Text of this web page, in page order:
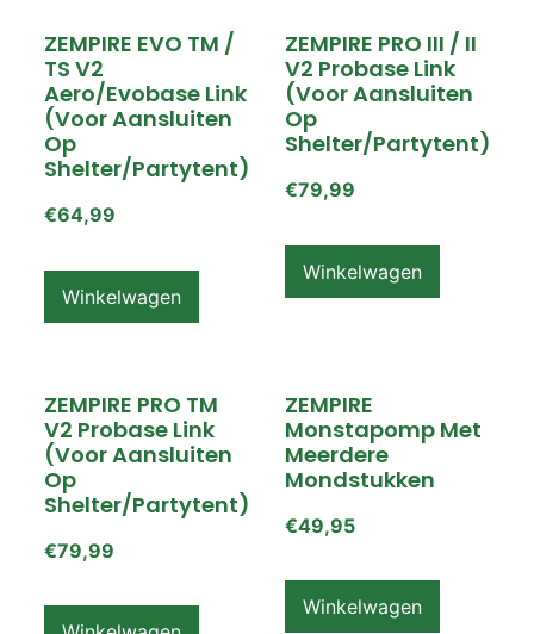
ZEMPIRE EVO TM /
TS V2
Aero/Evobase Link
(voor Aansluiten
Op
Shelter/partytent)
€64,99
Winkelwagen
ZEMPIRE PRO III / II
V2 Probase Link
(voor Aansluiten
Op
Shelter/partytent)
€79,99
Winkelwagen
ZEMPIRE PRO TM
V2 Probase Link
(voor Aansluiten
Op
Shelter/partytent)
€79,99
ZEMPIRE
Monstapomp Met
Meerdere
Mondstukken
€49,95
Winkelwagen